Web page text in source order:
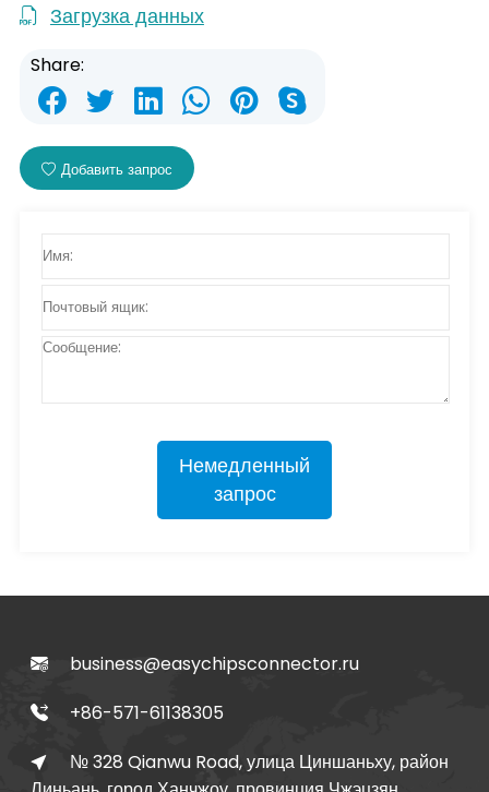
Загрузка данных
Share:
Добавить запрос
Немедленный
запрос
business@easychipsconnector.ru
+86-571-61138305
№ 328 Qianwu Road, улица Циншаньху, район